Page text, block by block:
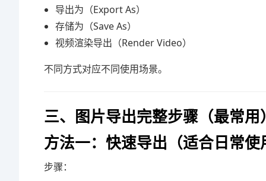
导出为（Export As）
存储为（Save As）
视频渲染导出（Render Video）
不同方式对应不同使用场景。
三、图片导出完整步骤（最常用
方法一：快速导出（适合日常使
步骤：